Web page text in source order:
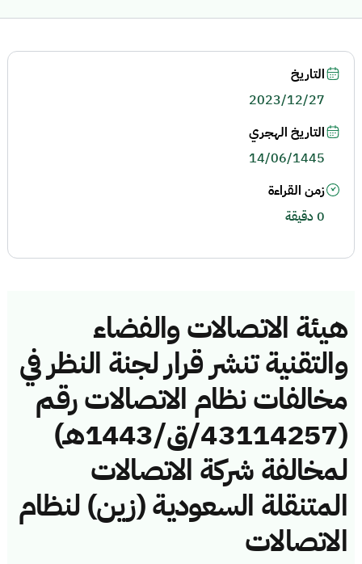
هيئة الاتصالات والفضاء
والتقنية تنشر قرار لجنة النظر في
مخالفات نظام الاتصالات رقم
(43114257/ق/1443هـ)
لمخالفة شركة الاتصالات
المتنقلة السعودية (زين) لنظام
الاتصالات
التاريخ
2023/12/27
التاريخ الهجري
14/06/1445
زمن القراءة
0 دقيقة